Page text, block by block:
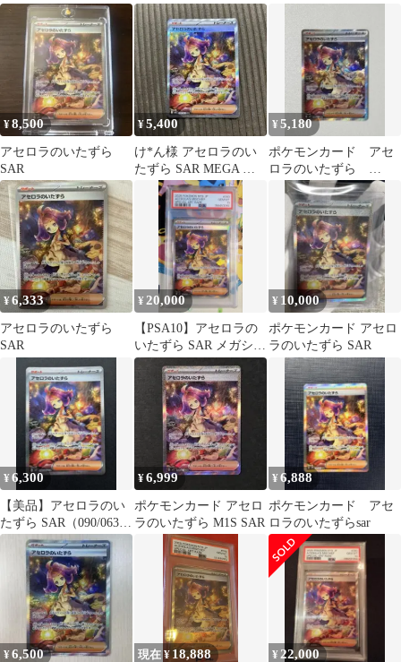
メガシンフォニア
090/06
¥8,500
アセロラのいたずら
SAR
¥5,400
け*ん様 アセロラのい
たずら SAR MEGA 拡
張パック メガシンフォ
ニア キ
¥5,180
ポケモンカード アセ
ロラのいたずら
090/063 SAR
¥6,333
アセロラのいたずら
SAR
¥20,000
【PSA10】アセロラの
いたずら SAR メガシン
フォニア 090
¥ 10,000
ポケモンカード アセロ
ラのいたずら SAR
¥6,300
【美品】アセロラのい
たずら SAR（090/063
M4）
¥6,999
ポケモンカード アセロ
ラのいたずら M1S SAR
¥6,888
ポケモンカード アセ
ロラのいたずらsar
¥6,500 現在 ¥ 18,888 ¥ 22,000